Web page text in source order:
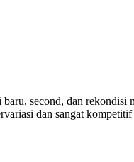
second, dan r
dan sangat